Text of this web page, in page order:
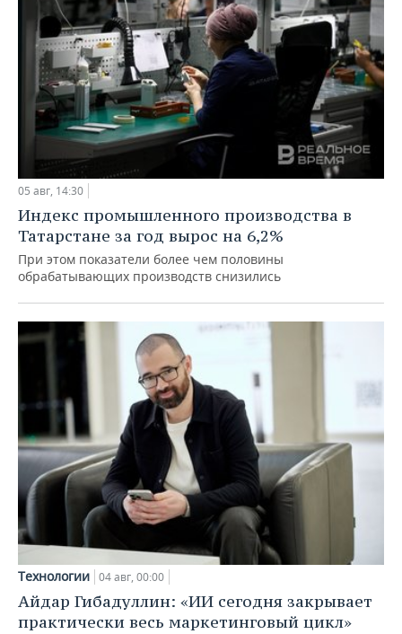
05 авг, 14:30
Индекс промышленного производства в
Татарстане за год вырос на 6,2%
При этом показатели более чем половины
обрабатывающих производств снизились
Технологии 04 авг, 00:00
Айдар Гибадуллин: «ИИ сегодня закрывает
практически весь маркетинговый цикл»